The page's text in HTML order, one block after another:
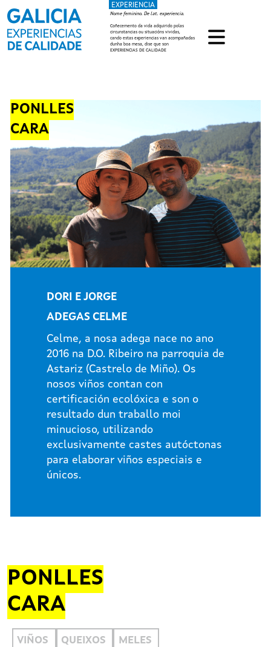
Ir o contido principal
EXPERIENCIA
Nome feminino. De lat. experiencia.
Coñecemento da vida adquirido polas
circunstancias ou situacións vividas,
cando estas experiencias van acompañadas
dunha boa mesa, dise que son
EXPERIENCIAS DE CALIDADE
PONLLES
CARA
DORI E JORGE
ADEGAS CELME
Celme, a nosa adega nace no ano
2016 na D.O. Ribeiro na parroquia de
Astariz (Castrelo de Miño). Os
nosos viños contan con
certificación ecolóxica e son o
resultado dun traballo moi
minucioso, utilizando
exclusivamente castes autóctonas
para elaborar viños especiais e
únicos.
PONLLES
CARA
VIÑOS QUEIXOS MELES